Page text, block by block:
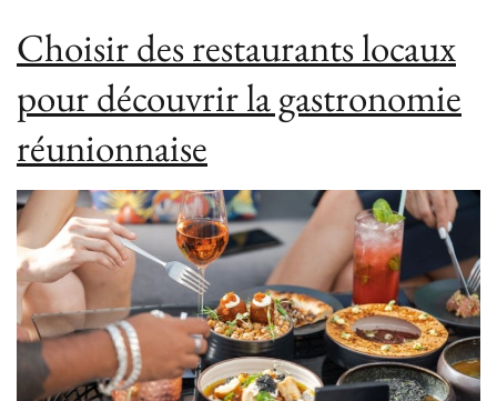
Choisir des restaurants locaux
pour découvrir la gastronomie
réunionnaise